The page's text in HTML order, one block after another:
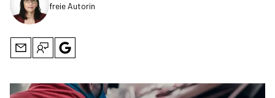
freie Autorin